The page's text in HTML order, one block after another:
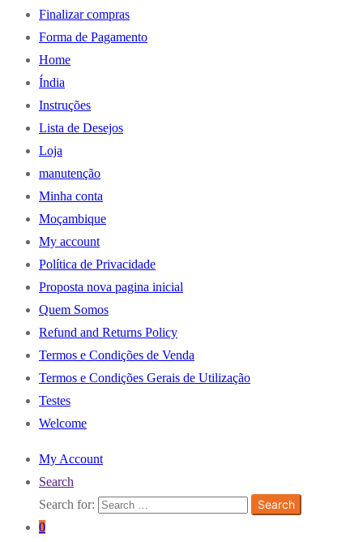
Finalizar compras
Forma de Pagamento
Home
Índia
Instruções
Lista de Desejos
Loja
manutenção
Minha conta
Moçambique
My account
Política de Privacidade
Proposta nova pagina inicial
Quem Somos
Refund and Returns Policy
Termos e Condições de Venda
Termos e Condições Gerais de Utilização
Testes
Welcome
My Account
Search
Search for:
Search
0